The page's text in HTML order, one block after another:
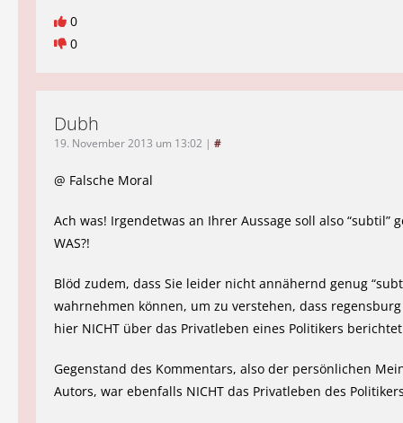
0
0
Dubh
19. November 2013 um 13:02 | #
@ Falsche Moral
Ach was! Irgendetwas an Ihrer Aussage soll also “subtil”
WAS?!
Blöd zudem, dass Sie leider nicht annähernd genug
wahrnehmen können, um zu verstehen, dass
hier NICHT über das Privatleben eines Politikers
Gegenstand des Kommentars, also der persönlichen
Autors, war ebenfalls NICHT das Privatleben des